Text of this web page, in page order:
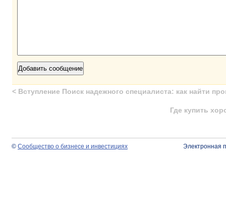
< Вступление Поиск надежного специалиста: как найти
Где купить
© Сообщество о бизнесе и инвестициях Электронная